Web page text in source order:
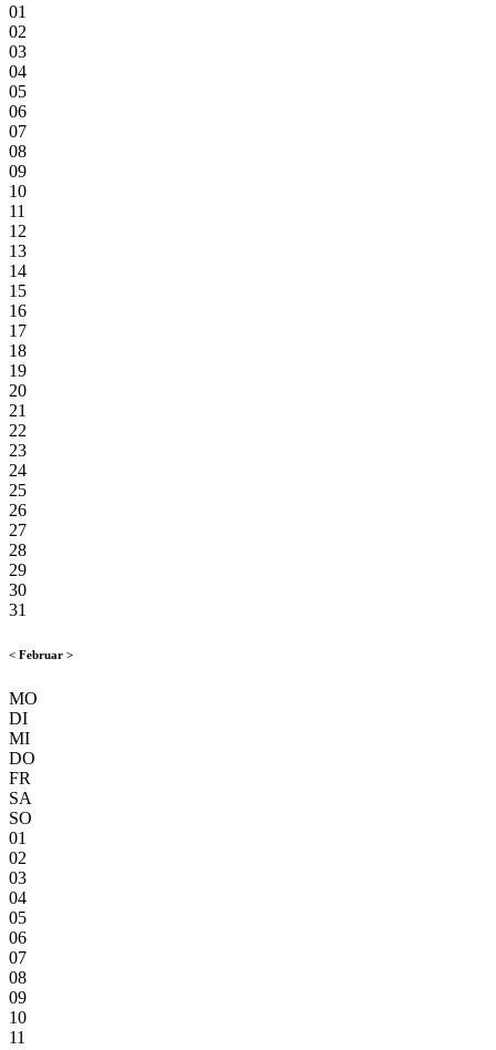
01
02
03
04
05
06
07
08
09
10
11
12
13
14
15
16
17
18
19
20
21
22
23
24
25
26
27
28
29
30
31
< Februar >
MO
DI
MI
DO
FR
SA
SO
01
02
03
04
05
06
07
08
09
10
11